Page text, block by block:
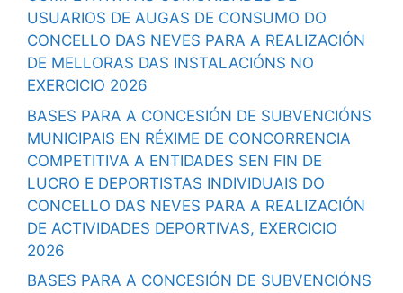
USUARIOS DE AUGAS DE CONSUMO DO
CONCELLO DAS NEVES PARA A REALIZACIÓN
DE MELLORAS DAS INSTALACIÓNS NO
EXERCICIO 2026
BASES PARA A CONCESIÓN DE SUBVENCIÓNS
MUNICIPAIS EN RÉXIME DE CONCORRENCIA
COMPETITIVA A ENTIDADES SEN FIN DE
LUCRO E DEPORTISTAS INDIVIDUAIS DO
CONCELLO DAS NEVES PARA A REALIZACIÓN
DE ACTIVIDADES DEPORTIVAS, EXERCICIO
2026
BASES PARA A CONCESIÓN DE SUBVENCIÓNS